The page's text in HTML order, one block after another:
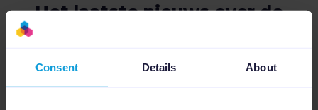
Consent Details About
Het laatste nieuws over de
integratie van Pinterest Ads